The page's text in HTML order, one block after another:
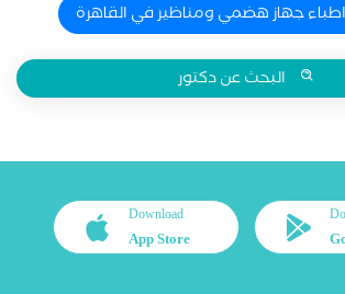
جهاز هضمي ومناظير في القاهرة
البحث عن دكتور
Download
App Store